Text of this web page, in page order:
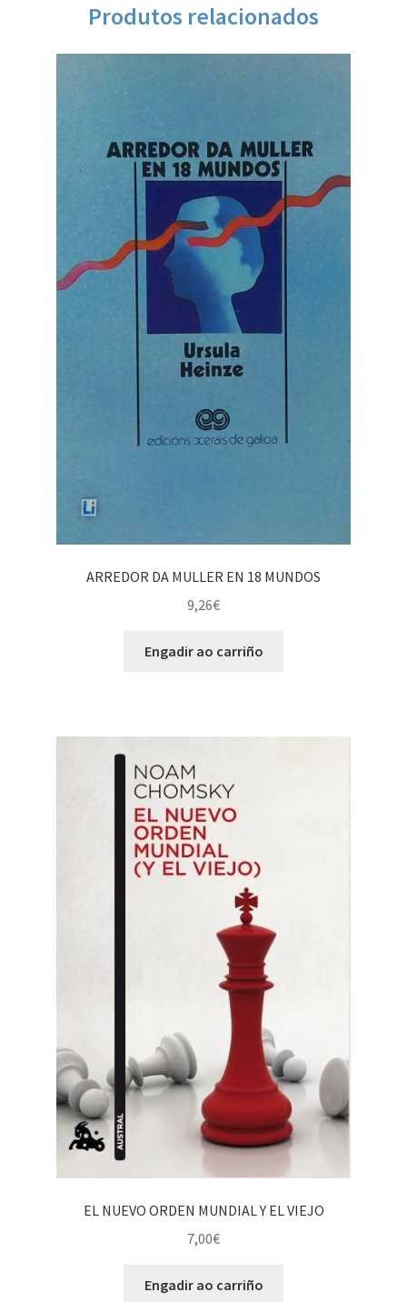
Produtos relacionados
ARREDOR DA MULLER EN 18 MUNDOS
9,26€
Engadir ao carriño
EL NUEVO ORDEN MUNDIAL Y EL VIEJO
7,00€
Engadir ao carriño